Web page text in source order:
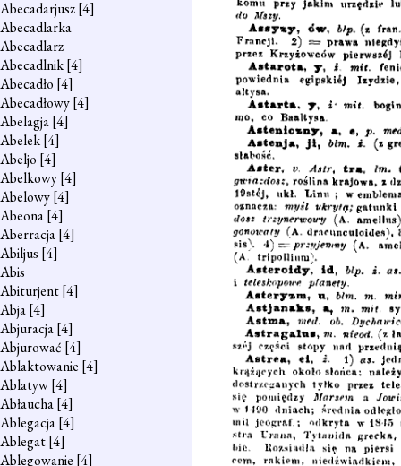
Abecadarjusz[4]
Abecadlarka
Abecadlarz
Abecadlnik[4]
Abecadło [4]
Abecadłowy[4]
Abelagja[4]
Abelek[4]
Abeljo [4]
Abelkowy[4]
Abelowy[4]
Abeona[4]
Aberracja[4]
Abiljus [4]
Abis
Abiturjent[4]
Abja[4]
Abjuracja[4]
Abjurować [4]
Ablaktowanie [4]
Ablatyw[4]
Abłaucha[4]
Ablegacja[4]
Ablegat[4]
Ablegowanie [4]